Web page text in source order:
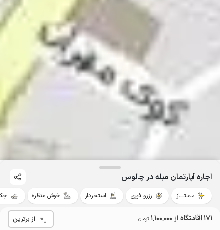
اجاره آپارتمان مبله در چالوس
مـمـتــــاز رزرو فوری استخردار خوش منظره
171 اقامتگاه از 1٬100٬000 تومان از برترین